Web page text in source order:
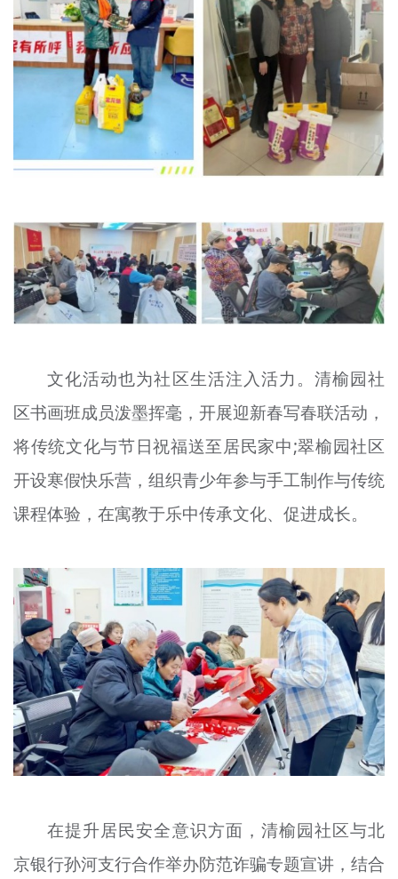
文化活动也为社区生活注入活力。清榆园社
区书画班成员泼墨挥毫，开展迎新春写春联活动，
将传统文化与节日祝福送至居民家中;翠榆园社区
开设寒假快乐营，组织青少年参与手工制作与传统
课程体验，在寓教于乐中传承文化、促进成长。
在提升居民安全意识方面，清榆园社区与北
京银行孙河支行合作举办防范诈骗专题宣讲，结合